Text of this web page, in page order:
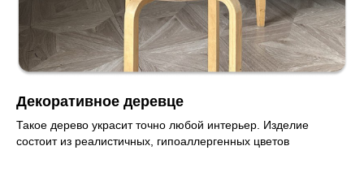
Декоративное деревце
Такое дерево украсит точно любой интерьер. Изделие
состоит из реалистичных, гипоаллергенных цветов